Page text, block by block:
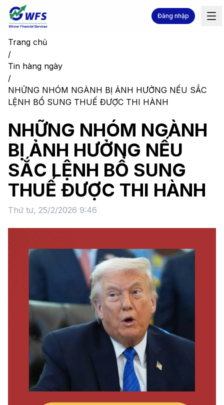
Đăng nhập
Trang chủ
/
Tin hàng ngày
/
NHỮNG NHÓM NGÀNH BỊ ẢNH HƯỞNG NẾU SẮC
LỆNH BỔ SUNG THUẾ ĐƯỢC THI HÀNH
NHỮNG NHÓM NGÀNH
BỊ ẢNH HƯỞNG NẾU
SẮC LỆNH BỔ SUNG
THUẾ ĐƯỢC THI HÀNH
Thứ tư, 25/2/2026 9:46